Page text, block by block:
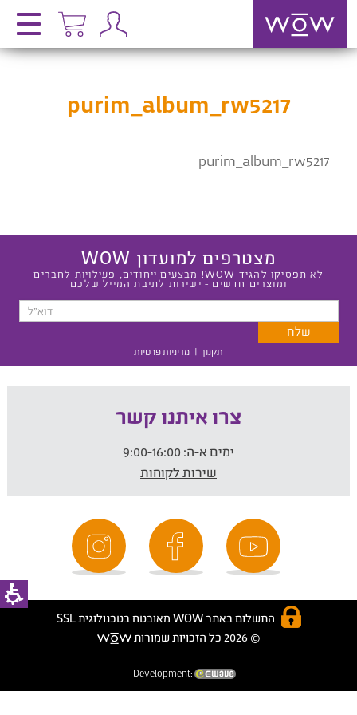
purim_album_rw5217
purim_album_rw5217
מצטרפים למועדון WOW
לא תפסיקו להגיד WOW! מבצעים ייחודים, פעילויות לחברים
ומוצרים חדשים - ישירות לתיבת המייל שלכם
תקנון | מדיניות פרטיות
צרו איתנו קשר
ימים א-ה:
שירות לקוחות
התשלום באתר WOW מאובטח בטכנולוגית SSL
© 2026 כל הזכויות שמורות
Development: